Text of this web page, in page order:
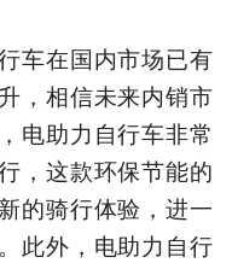
车在国内市场已有
，相信未来内销市
电助力自行车非常
，这款环保节能的
的骑行体验，进一
此外，电助力自行